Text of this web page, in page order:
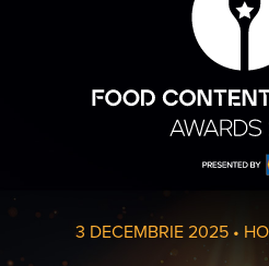
3 DECEMBRIE 2025•